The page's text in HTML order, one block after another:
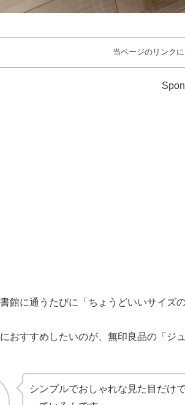
当ページのリンク
館に通うたびに「ちょうどいいサイズ
おすすめしたいのが、無印良品の「ジ
シンプルでおしゃれな見た目だけ